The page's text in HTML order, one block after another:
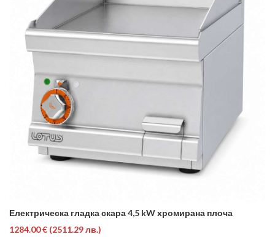
Електрическа гладка скара 4,5 kW хромирана плоча
1284.00 € (2511.29 лв.)